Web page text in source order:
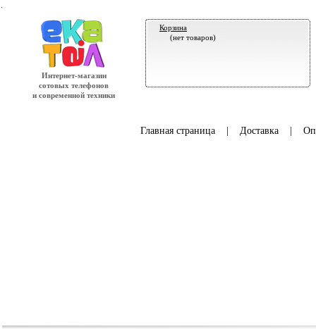
Интернет-магазин
сотовых телефонов
и современной техники
Корзина
(нет товаров)
Главная страница| Доставка|